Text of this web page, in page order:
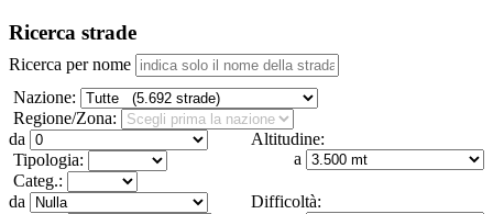
Ricerca strade
Ricerca per nome
Nazione:
Regione/Zona:
Altitudine:
da
a
Tipologia:
Categ.:
Difficoltà:
da